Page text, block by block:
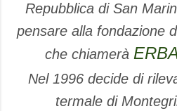
Repubblica di San
pensare alla fondazione
che chiamerà
Nel 1996 decide di
termale di